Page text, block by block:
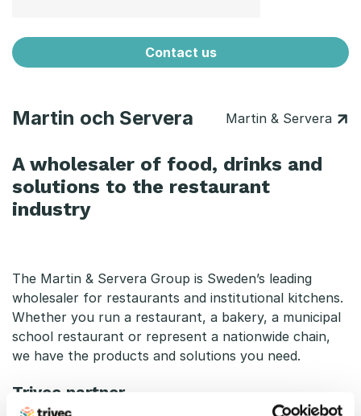
Contact us
Martin och Servera Martin & Servera
A wholesaler of food, drinks and
solutions to the restaurant
industry
The Martin & Servera Group is Sweden’s leading
wholesaler for restaurants and institutional kitchens.
Whether you run a restaurant, a bakery, a municipal
school restaurant or represent a nationwide chain,
we have the products and solutions you need.
Trivec partner